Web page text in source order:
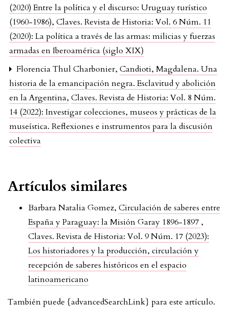
(2020) Entre la política y el discurso: Uruguay turístico
(1960-1986), Claves. Revista de Historia: Vol. 6 Núm. 11
(2020): La política a través de las armas: milicias y fuerzas
armadas en Iberoamérica (siglo XIX)
Florencia Thul Charbonier, Candioti, Magdalena. Una
historia de la emancipación negra. Esclavitud y abolición
en la Argentina, Claves. Revista de Historia: Vol. 8 Núm.
14 (2022): Investigar colecciones, museos y prácticas de la
museística. Reflexiones e instrumentos para la discusión
colectiva
Artículos similares
Barbara Natalia Gomez, Circulación de saberes entre
España y Paraguay: la Misión Garay 1896-1897 ,
Claves. Revista de Historia: Vol. 9 Núm. 17 (2023):
Los historiadores y la producción, circulación y
recepción de saberes históricos en el espacio
latinoamericano
También puede {advancedSearchLink} para este artículo.